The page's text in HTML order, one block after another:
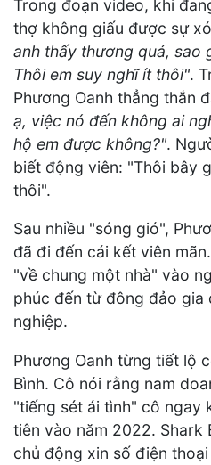
Trong đoạn video, khi
thợ không giấu được sự
anh thấy thương quá, sao
Thôi em suy nghĩ ít thôi".
Phương Oanh thẳng thắn
ạ, việc nó đến không ai
hộ em được không?".
biết động viên: "Thôi bây
thôi".
Sau nhiều "sóng gió",
đã đi đến cái kết viên
"về chung một nhà" vào
phúc đến từ đông đảo gia
nghiệp.
Phương Oanh từng tiết lộ
Bình. Cô nói rằng nam
"tiếng sét ái tình" cô ngay
tiên vào năm 2022. Shark
chủ động xin số điện